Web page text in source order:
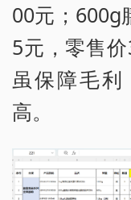
00元；600g
5元，零售
虽保障毛
高。